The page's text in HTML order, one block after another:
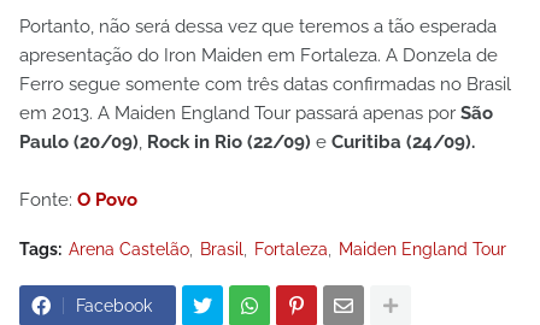
Portanto, não será dessa vez que teremos a tão esperada
apresentação do Iron Maiden em Fortaleza. A Donzela de
Ferro segue somente com três datas confirmadas no Brasil
em 2013. A Maiden England Tour passará apenas por São
Paulo (20/09), Rock in Rio (22/09) e Curitiba (24/09).
Fonte: O Povo
Tags: Arena Castelão Brasil Fortaleza Maiden England Tour
Facebook